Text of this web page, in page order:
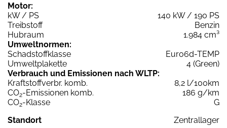
Motor:
kW / PS
140 kW / 190 PS
Treibstoff
Benzin
Hubraum
1.984 cm³
Umweltnormen:
Schadstoffklasse
Euro6d-TEMP
Umweltplakette
4 (Green)
Verbrauch und Emissionen nach WLTP:
Kraftstoffverbr. komb.
8,2 l/100km
CO2-Emissionen komb.
186 g/km
CO2-Klasse
G
Standort
Zentrallager